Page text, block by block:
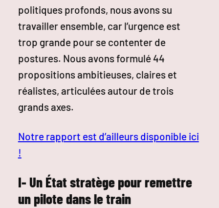
politiques profonds, nous avons su
travailler ensemble, car l’urgence est
trop grande pour se contenter de
postures. Nous avons formulé 44
propositions ambitieuses, claires et
réalistes, articulées autour de trois
grands axes.
Notre rapport est d’ailleurs disponible ici
!
I- Un État stratège pour remettre
un pilote dans le train